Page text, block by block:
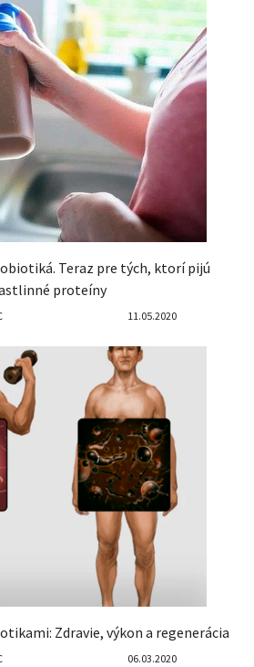
Teraz pre tých, ktorí pijú
proteíny
11.05.2020
Zdravie, výkon a regenerácia
06.03.2020